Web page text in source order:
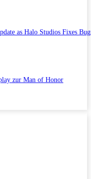
as Halo Studios Fixes
zur Man of Honor